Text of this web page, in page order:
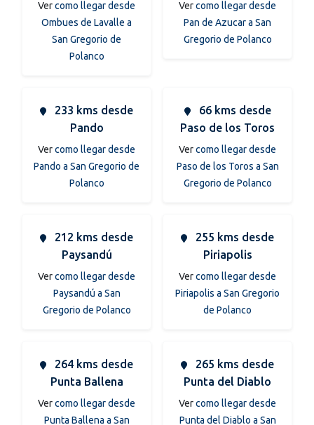
Vercomo llegar desde
Ombues de Lavalle a
San Gregorio de
Polanco
Vercomo llegar desde
Pan de Azucar a San
Gregorio de Polanco
233 kms desde
Pando
Vercomo llegar desde
Pando a San Gregorio de
Polanco
66 kms desde
Paso de los Toros
Vercomo llegar desde
Paso de los Toros a San
Gregorio de Polanco
212 kms desde
Paysandú
Vercomo llegar desde
Paysandú a San
Gregorio de Polanco
255 kms desde
Piriapolis
Vercomo llegar desde
Piriapolis a San Gregorio
de Polanco
264 kms desde
Punta Ballena
Vercomo llegar desde
Punta Ballena a San
265 kms desde
Punta del Diablo
Vercomo llegar desde
Punta del Diablo a San